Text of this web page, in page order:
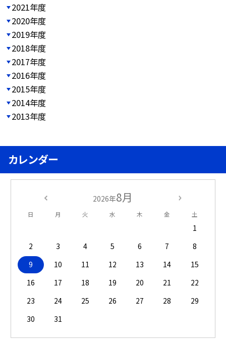
2021年度
2020年度
2019年度
2018年度
2017年度
2016年度
2015年度
2014年度
2013年度
カレンダー
2026年8月
日 月 火 水 木 金 土
1
2
3 4 5 6 7
8
9
10 11 12 13 14
15
16
17 18 19 20 21
22
23
24 25 26 27 28
29
30
31